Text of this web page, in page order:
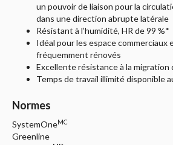
un pouvoir de liaison pour la
dans une direction abrupte latérale
Résistant à l’humidité, HR de 99 %*
Idéal pour les espace commerciaux
fréquemment rénovés
Excellente résistance à la migration
Temps de travail illimité disponible
Normes
SystemOneMC
Greenline